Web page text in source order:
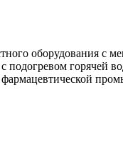
оборудования с
горячей